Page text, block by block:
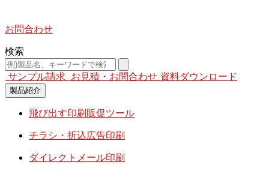
お問合わせ
検索
サンプル請求 お見積・お問合わせ 資料ダウンロード
製品紹介
飛び出す印刷販促ツール
チラシ・折込広告印刷
ダイレクトメール印刷